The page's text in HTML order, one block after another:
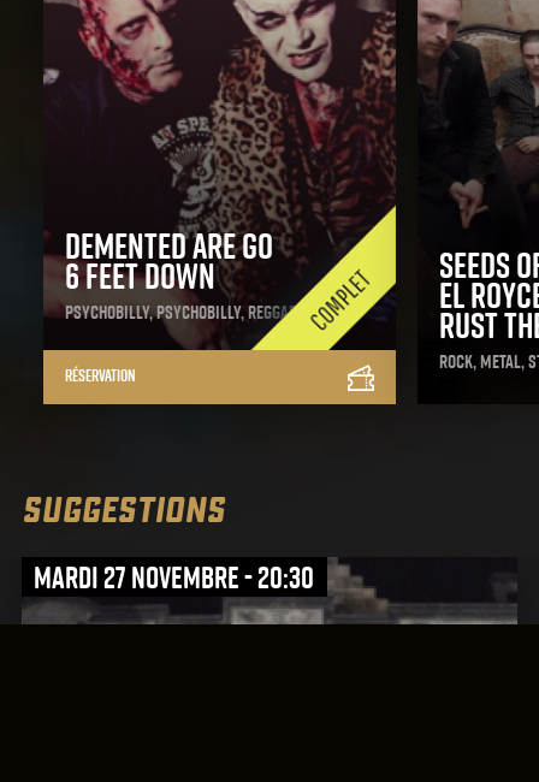
Demented Are Go
6 Feet Down
Psychobilly, Psychobilly, Reggae
Réservation
Seeds
El
Rust
Rock, Metal,
SUGGESTIONS
mardi 27 novembre - 20:30